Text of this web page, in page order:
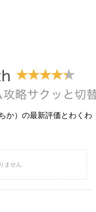
か）の最新評価とわくわ